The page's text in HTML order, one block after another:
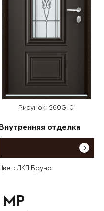
Рисунок: S60G-01
Внутренняя отделка
Цвет: ЛКП Бруно